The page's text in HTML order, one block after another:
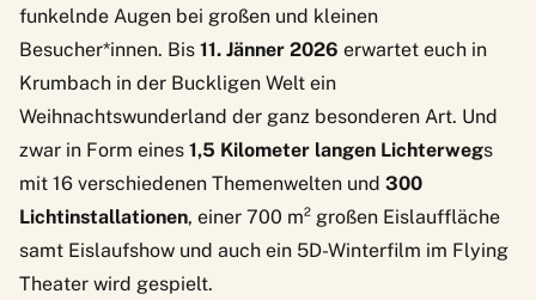
funkelnde Augen bei großen und kleinen
Besucher*innen. Bis 11. Jänner 2026 erwartet euch in
Krumbach in der Buckligen Welt ein
Weihnachtswunderland der ganz besonderen Art. Und
zwar in Form eines 1,5 Kilometer langen Lichterwegs
mit 16 verschiedenen Themenwelten und 300
Lichtinstallationen, einer 700 m² großen Eislauffläche
samt Eislaufshow und auch ein 5D-Winterfilm im Flying
Theater wird gespielt.